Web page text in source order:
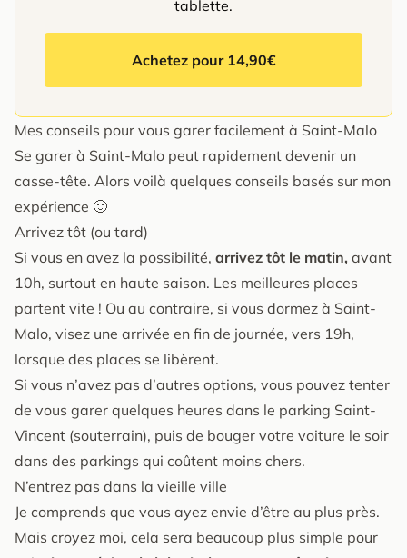
tablette.
Achetez pour 14,90€
Mes conseils pour vous garer facilement à Saint-Malo
Se garer à Saint-Malo peut rapidement devenir un
casse-tête. Alors voilà quelques conseils basés sur mon
expérience 🙂
Arrivez tôt (ou tard)
Si vous en avez la possibilité, arrivez tôt le matin, avant
10h, surtout en haute saison. Les meilleures places
partent vite ! Ou au contraire, si vous dormez à Saint-
Malo, visez une arrivée en fin de journée, vers 19h,
lorsque des places se libèrent.
Si vous n’avez pas d’autres options, vous pouvez tenter
de vous garer quelques heures dans le parking Saint-
Vincent (souterrain), puis de bouger votre voiture le soir
dans des parkings qui coûtent moins chers.
N’entrez pas dans la vieille ville
Je comprends que vous ayez envie d’être au plus près.
Mais croyez moi, cela sera beaucoup plus simple pour